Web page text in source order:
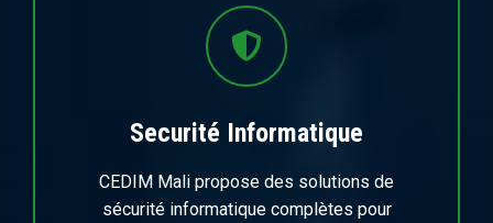
Securité Informatique
CEDIM Mali propose des solutions de
sécurité informatique complètes pour